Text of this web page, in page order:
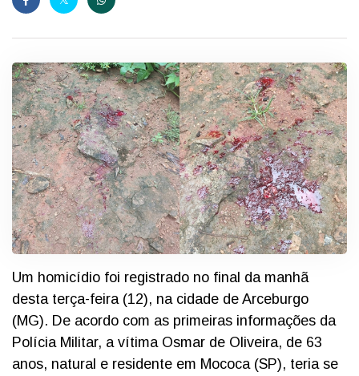
Um homicídio foi registrado no final da manhã
desta terça-feira (12), na cidade de Arceburgo
(MG). De acordo com as primeiras informações da
Polícia Militar, a vítima Osmar de Oliveira, de 63
anos, natural e residente em Mococa (SP), teria se